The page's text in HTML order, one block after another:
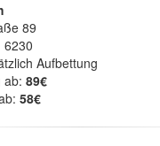
89
6230
Aufbettung
ab: 89€
58€